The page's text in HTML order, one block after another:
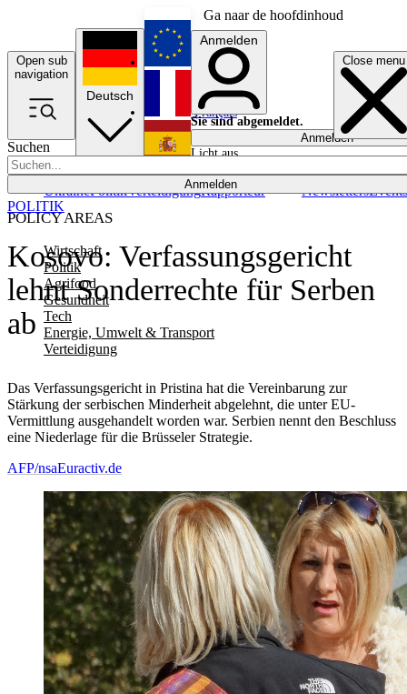
Ga naar de hoofdinhoud
Open sub
navigation
Close menu
Suchen
Anmelden
POLICY AREAS
Wirtschaft
Politik
Agrifood
Gesundheit
Tech
Energie, Umwelt & Transport
Verteidigung
UkrainePolitikVerteidigungRapporteur NewslettersEvents
Deutsch
English
Français
Anmelden
Sie sind abgemeldet.
Anmelden
Licht aus
Kosovo: Verfassungsgericht
lehnt Sonderrechte für Serben
ab
Das Verfassungsgericht in Pristina hat die Vereinbarung zur
Stärkung der serbischen Minderheit abgelehnt, die unter EU-
Vermittlung ausgehandelt worden war. Serbien nennt den Beschluss
eine Niederlage für die Brüsseler Strategie.
POLITIK
AFP/nsaEuractiv.de